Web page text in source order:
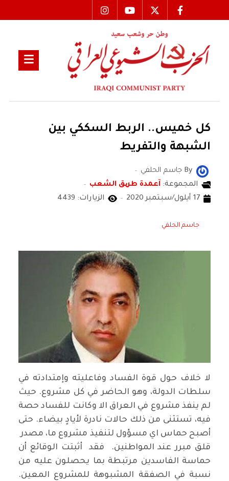
كل خميس.. الربط السككي بين
الشبهة والتفريط
By جاسم الحلفي
المجموعة: آعمدة طریق الشعب
17 أيلول/سبتمبر 2020
الزيارات: 4439
جاسم الحلفي
لا خلاف حول قوة الفساد وفاعليته وإمتدادته في
سلطات الدولة، وهو الحاضر في كل مشروع. حيث
لم ينفذ مشروع في العراق الا وكانت للفساد حصة
فيه، تستثنى من ذلك حالات نادرة لأيادٍ بيضاء. حتى
أصبح حماس اي مسؤول لتنفيذ مشروع ما، مصدر
قلق مبرر عند المواطنين. فقد أثبتت الوقائع أن
حماسة الفاسدين مرتبطة بما يحصلون عليه من
نسبة في الصفقة المشبوهة للمشروع المعين.